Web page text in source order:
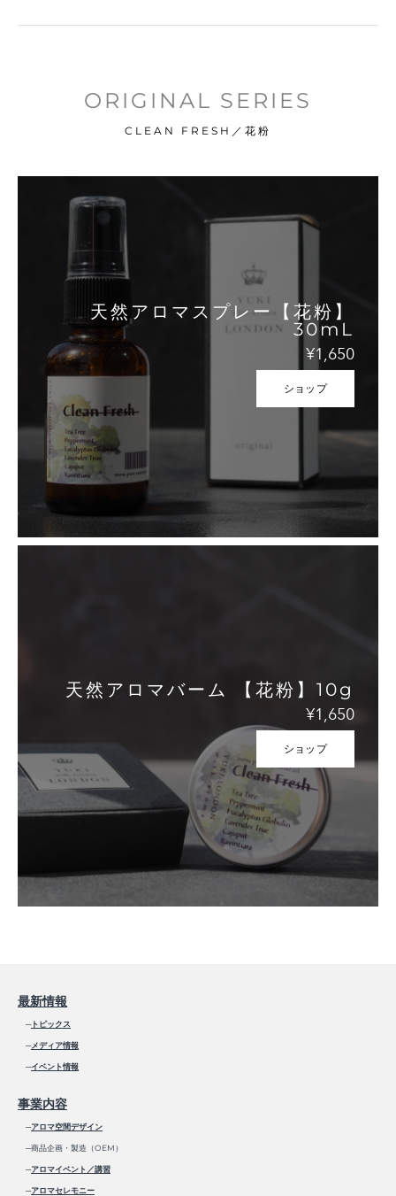
ORIGINAL SERIES
CLEAN FRESH／花粉
天然アロマスプレー【花粉】
30mL
¥1,650
ショップ
天然アロマバーム 【花粉】10g
¥1,650
ショップ
最新情報
─トピックス
─メディア情報
─イベント情報
事業内容
─アロマ空間デザイン
─商品企画・製造（OEM）
─アロマイベント／講習
─アロマセレモニー